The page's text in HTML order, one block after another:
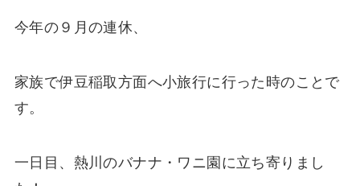
今年の９月の連休、
家族で伊豆稲取方面へ小旅行に行った時のことで
す。
一日目、熱川のバナナ・ワニ園に立ち寄りまし